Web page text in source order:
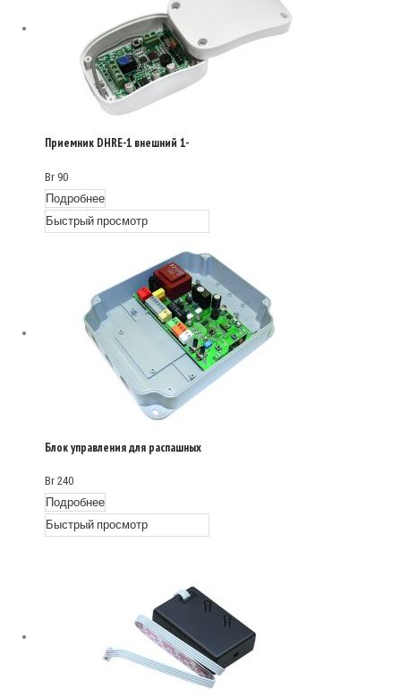
Приемник DHRE-1 внешний 1-
Br 90
Подробнее
Быстрый просмотр
Блок управления для распашных
Br 240
Подробнее
Быстрый просмотр